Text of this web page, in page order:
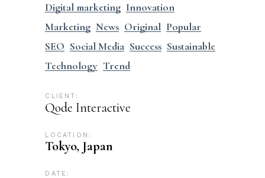
Digital marketing Innovation
Marketing News Original Popular
SEO Social Media Success Sustainable
Technology Trend
CLIENT:
Qode Interactive
LOCATION:
Tokyo, Japan
DATE: